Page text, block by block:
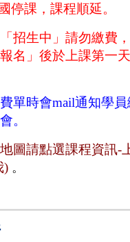
停課，課程順延。
招生中」請勿繳費
名」後於上課第一
單時會mail通知學
。
地圖請點選課程資訊-
) 。